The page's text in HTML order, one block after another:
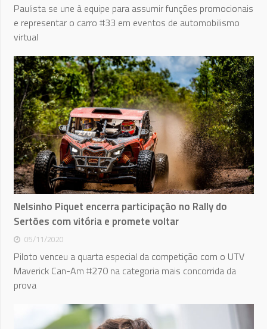
Paulista se une à equipe para assumir funções promocionais
e representar o carro #33 em eventos de automobilismo
virtual
Nelsinho Piquet encerra participação no Rally do
Sertões com vitória e promete voltar
05/11/2020
Piloto venceu a quarta especial da competição com o UTV
Maverick Can-Am #270 na categoria mais concorrida da
prova